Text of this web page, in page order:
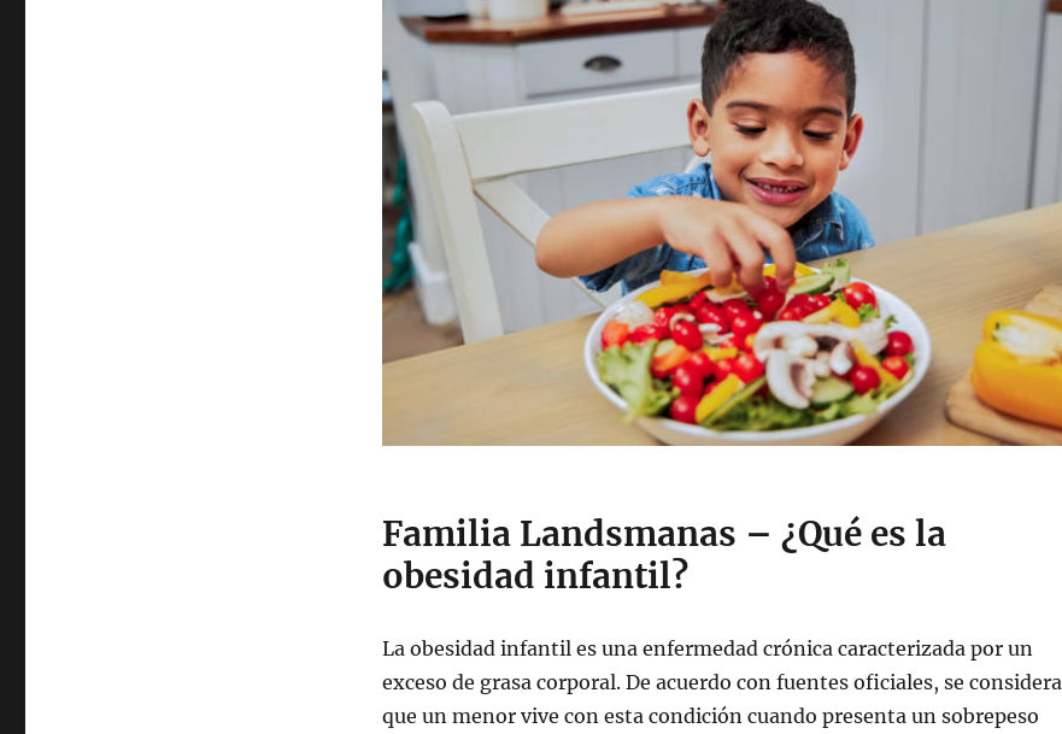
Familia Landsmanas – ¿Qué es la
obesidad infantil?
La obesidad infantil es una enfermedad crónica caracterizada por un
exceso de grasa corporal. De acuerdo con fuentes oficiales, se considera
que un menor vive con esta condición cuando presenta un sobrepeso